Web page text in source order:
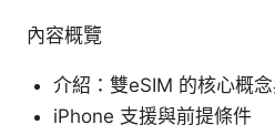
內容概覽
介紹：雙eSIM 的核心概
iPhone 支援與前提條件